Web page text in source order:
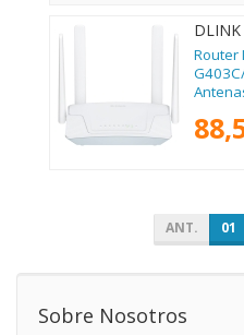
DLINK
Router
ANT. 01
Sobre Nosotros